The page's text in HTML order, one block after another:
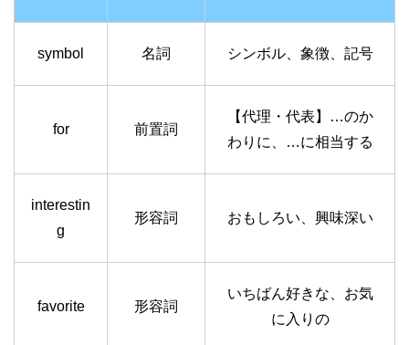
symbol 名詞 シンボル、象徴、記号
for 前置詞
【代理・代表】…のか
わりに、…に相当する
interestin
g
形容詞 おもしろい、興味深い
favorite 形容詞
いちばん好きな、お気
に入りの